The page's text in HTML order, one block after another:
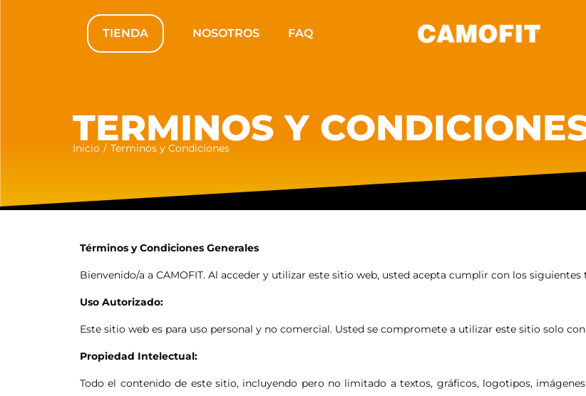
TIENDA NOSOTROS FAQ
TERMINOS Y
Inicio / Terminos y Condiciones
Términos y Condiciones Generales
Bienvenido/a a CAMOFIT. Al acceder y utilizar este sitio web, usted acepta cumplir con los
Uso Autorizado:
Este sitio web es para uso personal y no comercial. Usted se compromete a utilizar este sitio solo
Propiedad Intelectual:
Todo el contenido de este sitio, incluyendo pero no limitado a textos, gráficos, logotipos,